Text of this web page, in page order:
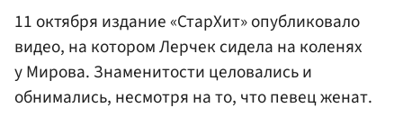
11 октября издание «СтарХит» опубликовало
видео, на котором Лерчек сидела на коленях
у Мирова. Знаменитости целовались и
обнимались, несмотря на то, что певец женат.